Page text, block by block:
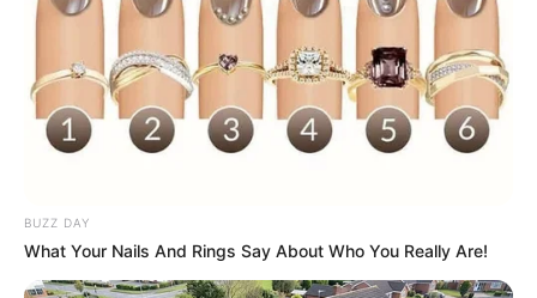
BUZZ DAY
What Your Nails And Rings Say About Who You Really Are!